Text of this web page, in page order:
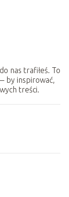
nas trafiłeś. To
by inspirować,
treści.